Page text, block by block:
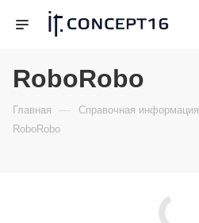
RoboRobo
Главная — Справочная информация
RoboRobo